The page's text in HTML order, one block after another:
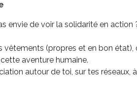
envie de voir la solidarité en action
vêtements (propres et en bon
aventure humaine.
autour de toi, sur tes